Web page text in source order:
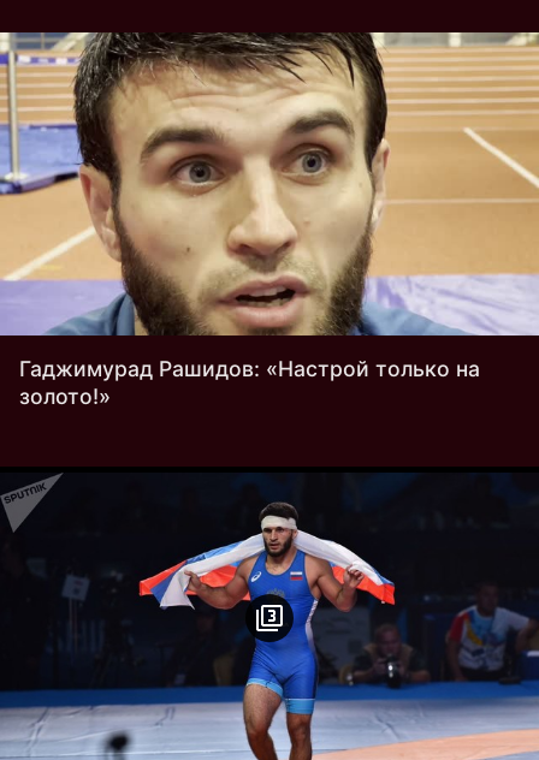
Гаджимурад Рашидов: «Настрой только на
золото!»